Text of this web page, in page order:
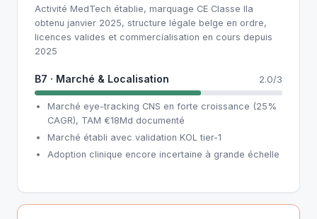
Activité MedTech établie, marquage CE Classe IIa
obtenu janvier 2025, structure légale belge en ordre,
licences valides et commercialisation en cours depuis
2025
B7 · Marché & Localisation 2.0/3
Marché eye-tracking CNS en forte croissance (25%
CAGR), TAM €18Md documenté
Marché établi avec validation KOL tier-1
Adoption clinique encore incertaine à grande échelle